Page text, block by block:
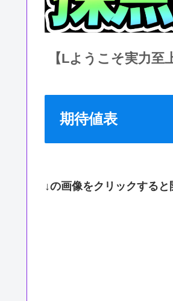
【Lようこそ実力
期待値表
↓の画像をクリックすると